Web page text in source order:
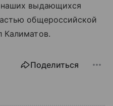
наших выдающихся
общероссийской
Калиматов.
Поделиться